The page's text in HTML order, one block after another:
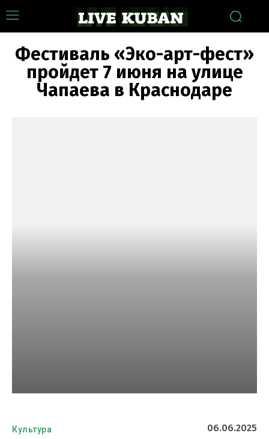
Фестиваль «Эко-арт-фест»
пройдет 7 июня на улице
Чапаева в Краснодаре
Культура 06.06.2025